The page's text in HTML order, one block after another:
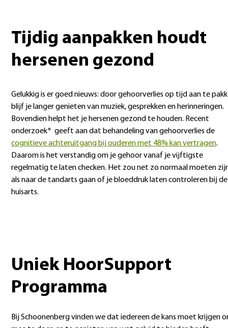
Tijdig aanpakken houdt
hersenen gezond
Gelukkig is er goed nieuws: door gehoorverlies op tijd aan te
blijf je langer genieten van muziek, gesprekken en herinneringen.
Bovendien helpt het je hersenen gezond te houden. Recent
onderzoek* geeft aan dat behandeling van gehoorverlies de
cognitieve achteruitgang bij ouderen met 48% kan vertragen.
Daarom is het verstandig om je gehoor vanaf je vijftigste
regelmatig te laten checken. Het zou net zo normaal moeten
als naar de tandarts gaan of je bloeddruk laten controleren bij de
huisarts.
Uniek HoorSupport
Programma
Bij Schoonenberg vinden we dat iedereen de kans moet krijgen